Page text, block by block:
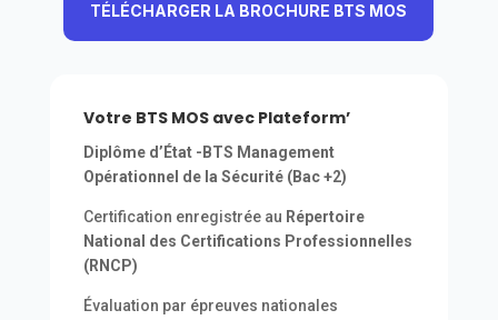
TÉLÉCHARGER LA BROCHURE BTS MOS
Votre BTS MOS avec Plateform’
Diplôme d’État -BTS Management
Opérationnel de la Sécurité (Bac +2)
Certification enregistrée au Répertoire
National des Certifications Professionnelles
(RNCP)
Évaluation par épreuves nationales